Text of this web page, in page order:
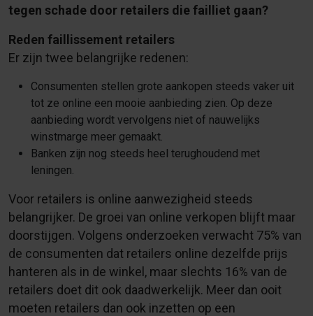
tegen schade door retailers die failliet gaan?
Reden faillissement retailers
Er zijn twee belangrijke redenen:
Consumenten stellen grote aankopen steeds vaker uit
tot ze online een mooie aanbieding zien. Op deze
aanbieding wordt vervolgens niet of nauwelijks
winstmarge meer gemaakt.
Banken zijn nog steeds heel terughoudend met
leningen.
Voor retailers is online aanwezigheid steeds
belangrijker. De groei van online verkopen blijft maar
doorstijgen. Volgens onderzoeken verwacht 75% van
de consumenten dat retailers online dezelfde prijs
hanteren als in de winkel, maar slechts 16% van de
retailers doet dit ook daadwerkelijk. Meer dan ooit
moeten retailers dan ook inzetten op een